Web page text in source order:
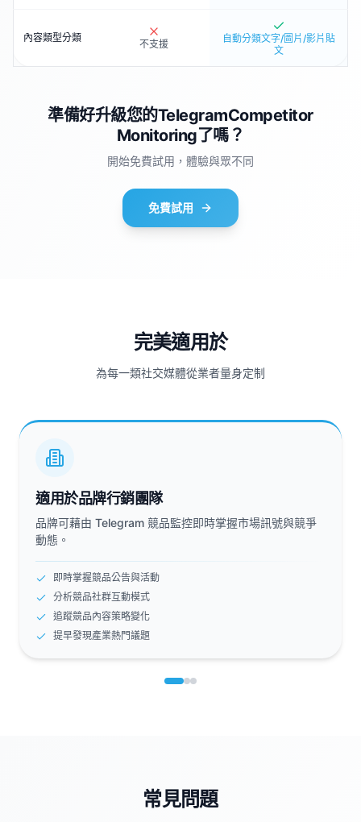
內容類型分類
不支援
自動分類文字/圖片/影片貼
文
準備好升級您的TelegramCompetitor
Monitoring了嗎？
開始免費試用，體驗與眾不同
免費試用
完美適用於
為每一類社交媒體從業者量身定制
適用於品牌行銷團隊
品牌可藉由 Telegram 競品監控即時掌握市場訊號與競爭
動態。
即時掌握競品公告與活動
分析競品社群互動模式
追蹤競品內容策略變化
提早發現產業熱門議題
常見問題